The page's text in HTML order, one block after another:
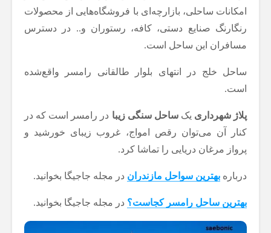
امکانات ساحلی، بازارچه‌ای با فروشگاه‌هایی از محصولات
رنگارنگ صنایع دستی، کافه، رستوران و.. در دسترس
مسافران این ساحل است.
ساحل خلج در انتهای بلوار طالقانی رامسر واقع‌شده
است.
پلاژ شهرداری یکساحل سنگی زیبا در رامسر است که در
کنار آن می‌توان رقص امواج، غروب زیبای خورشید و
پرواز مرغان دریایی را تماشا کرد.
درباره بهترین سواحل مازندران در مجله جاجیگا بخوانید.
بهترین ساحل رامسر کجاست؟ در مجله جاجیگا بخوانید.